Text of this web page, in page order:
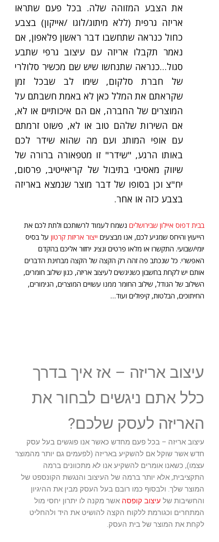
את הצבע המזוהה שלה. בכל פעם שתראו
אריזה גרפית (ללא מיתוג/לוגו /אייקון) בצבע
כחול כנראה שתחשבו דבר ראשון פלאפון, אם
נאמר תקבלו אריזה עם עיצוב גרפי שתבע
סגול…כנראה שתנחשו שיש שם מכשיר סלולרי
של חברת סלקום, שימו לב שבכל זמן
שקראתם את המלל כאן לא באמת חשבתם על
המוצרים של החברה, אם הם איכותיים או לא,
אם השירות שלהם טוב או לא, פשוט זרמתם
עם אופי המותג ועם מה שהוא שידר לכם
באותו הרגע, "שידר" זו מטפאורה ברורה של
שיווק מאסיבי בתיבול של קריאייטיב, פרסום,
יח"צ וכן בסופו של דבר מוצר שנמצא באריזה
בצבע כזה או אחר.
בבית דפוס איילון שבירושלים נשמח לעמוד לרשותכם ולתת לכם את
הייעוץ והיחס שמגיע לכם, אנו מבצעים ייצור אריזות קרטון על בסיס
יומי/שבועי. התקשרו או מלאו פרטים ונציג יחזור אליכם בהקדם
האפשרי. כל שנכתב פה זהה רק הקצה של הקצה מבחינת הדברים
אותם יש לקחת בחשבון כשניגשים לעיצוב אריזה, כגון שילוב חומרים,
השילוב של הגודל, שילוב החומר ממנו עשויים המוצרים, הגימורים,
החיתוכים, הבלטות, קיפולים ועוד…
עיצוב אריזה – אז איך בדרך
כלל אתם ניגשים לבחור את
האריזה לעסק שלכם?
עיצוב אריזה – בכל פעם מחדש כאשר אנו פוגשים בעל עסק
חדש אשר שוקל אם להשקיע באריזה (לפעמים גם יותר מהמוצר
עצמו), כשאנו אומרים להשקיע אנו לא מתכוונים ברמה
התקציבית, אלא יותר ברמה של העיצוב והנגשת הקונספט של
המוצר שלך. ולבסוף כמו רובם בעל העסק מבין את ההיגיון
והחשיבות של עיצוב קופסה אשר מקנה לו יתרון יחסי מול
המתחרים וכגורמת ללקוח הקצה להושיט את היד ולהחליט
לקחת את המוצר של בית העסק.